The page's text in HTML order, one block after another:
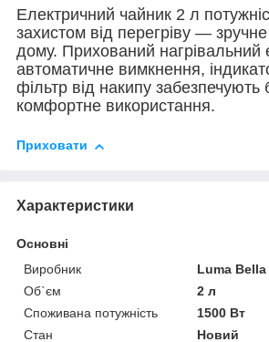
Електричний чайник 2 л
захистом від перегріву —
дому. Прихований нагрівальний
автоматичне вимкнення,
фільтр від накипу забезпечують
комфортне використання.
Приховати
Характеристики
Основні
Виробник
Luma Bella
Об`єм
2 л
Споживана потужність
1500 Вт
Стан
Новий